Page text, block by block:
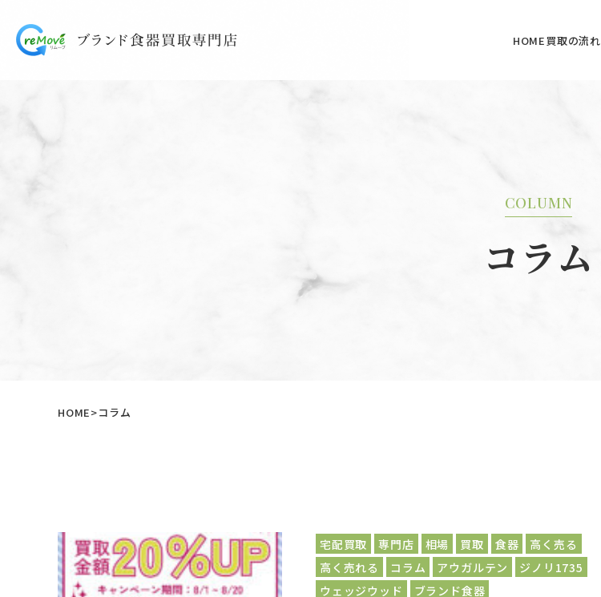
HOME買取の流れ
COLUMN
コラム
HOME コラム
宅配買取 専門店 相場 買取 食器
高く売る
高く売れる
コラム アウガルテン
ジノリ1735
ウェッジウッド
ブランド食器